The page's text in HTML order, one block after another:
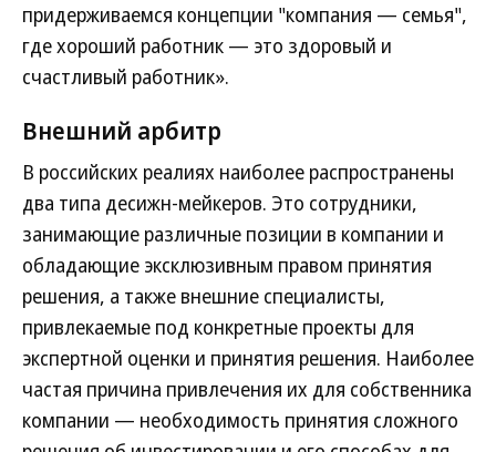
придерживаемся концепции "компания — семья",
где хороший работник — это здоровый и
счастливый работник».
Внешний арбитр
В российских реалиях наиболее распространены
два типа десижн-мейкеров. Это сотрудники,
занимающие различные позиции в компании и
обладающие эксклюзивным правом принятия
решения, а также внешние специалисты,
привлекаемые под конкретные проекты для
экспертной оценки и принятия решения. Наиболее
частая причина привлечения их для собственника
компании — необходимость принятия сложного